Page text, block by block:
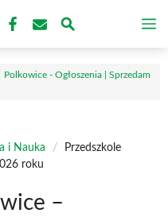
Polkowice - Ogłoszenia | Sprzedam
i Nauka /
Przedszkole
roku
–